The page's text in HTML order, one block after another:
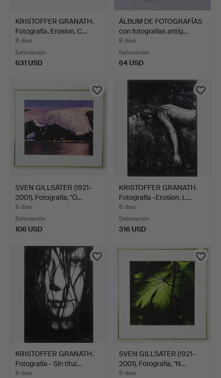
KRISTOFFER GRANATH.
Fotografía. Erosion, C…
8 días
Estimación
631 USD
ÁLBUM DE FOTOGRAFÍAS
con fotografías antig…
8 días
Estimación
64 USD
SVEN GILLSÄTER (1921–
2001). Fotografía, "Ö…
8 días
Estimación
106 USD
KRISTOFFER GRANATH.
Fotografía -Erosion, L…
8 días
Estimación
316 USD
KRISTOFFER GRANATH.
Fotografía - Sin títul…
8 días
SVEN GILLSÄTER (1921–
2001). Fotografía, "N…
8 días